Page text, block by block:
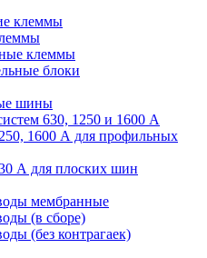
клеммы
клеммы
блоки
шины
630, 1250 и 1600 А
1600 А для профильных
А для плоских шин
мембранные
(в сборе)
(без контрагаек)